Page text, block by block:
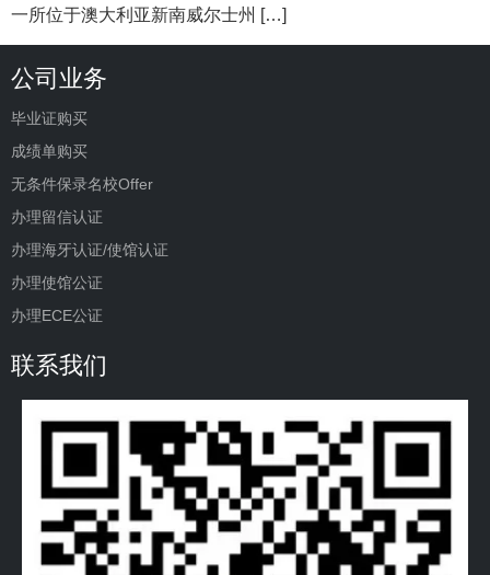
一所位于澳大利亚新南威尔士州 […]
公司业务
毕业证购买
成绩单购买
无条件保录名校Offer
办理留信认证
办理海牙认证/使馆认证
办理使馆公证
办理ECE公证
联系我们